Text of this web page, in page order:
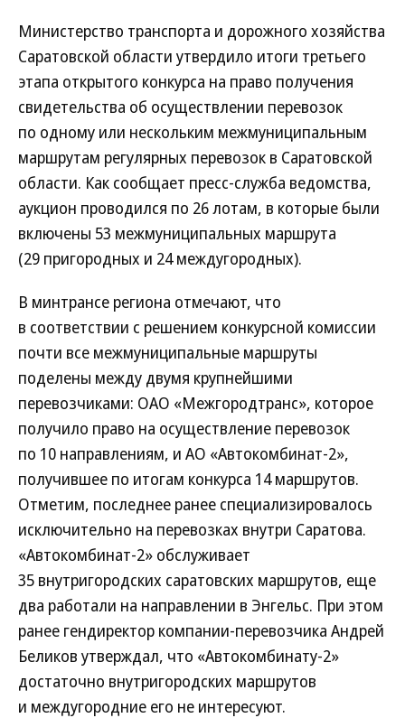
Министерство транспорта и дорожного хозяйства
Саратовской области утвердило итоги третьего
этапа открытого конкурса на право получения
свидетельства об осуществлении перевозок
по одному или нескольким межмуниципальным
маршрутам регулярных перевозок в Саратовской
области. Как сообщает пресс-служба ведомства,
аукцион проводился по 26 лотам, в которые были
включены 53 межмуниципальных маршрута
(29 пригородных и 24 междугородных).
В минтрансе региона отмечают, что
в соответствии с решением конкурсной комиссии
почти все межмуниципальные маршруты
поделены между двумя крупнейшими
перевозчиками: ОАО «Межгородтранс», которое
получило право на осуществление перевозок
по 10 направлениям, и АО «Автокомбинат-2»,
получившее по итогам конкурса 14 маршрутов.
Отметим, последнее ранее специализировалось
исключительно на перевозках внутри Саратова.
«Автокомбинат-2» обслуживает
35 внутригородских саратовских маршрутов, еще
два работали на направлении в Энгельс. При этом
ранее гендиректор компании-перевозчика Андрей
Беликов утверждал, что «Автокомбинату-2»
достаточно внутригородских маршрутов
и междугородние его не интересуют.